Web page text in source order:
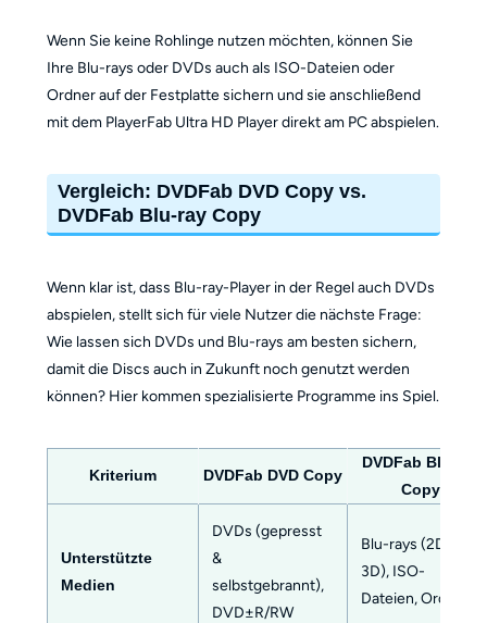
Wenn Sie keine Rohlinge nutzen möchten, können Sie
Ihre Blu-rays oder DVDs auch als ISO-Dateien oder
Ordner auf der Festplatte sichern und sie anschließend
mit dem PlayerFab Ultra HD Player direkt am PC abspielen.
Vergleich: DVDFab DVD Copy vs.
DVDFab Blu-ray Copy
Wenn klar ist, dass Blu-ray-Player in der Regel auch DVDs
abspielen, stellt sich für viele Nutzer die nächste Frage:
Wie lassen sich DVDs und Blu-rays am besten sichern,
damit die Discs auch in Zukunft noch genutzt werden
können? Hier kommen spezialisierte Programme ins Spiel.
Kriterium DVDFab DVD Copy
DVDFab Blu-ray
Copy
Unterstützte
Medien
DVDs (gepresst
&
selbstgebrannt),
DVD±R/RW
Blu-rays (2D &
3D), ISO-
Dateien, Ordner